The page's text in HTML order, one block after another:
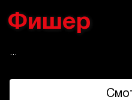
Фишер
...